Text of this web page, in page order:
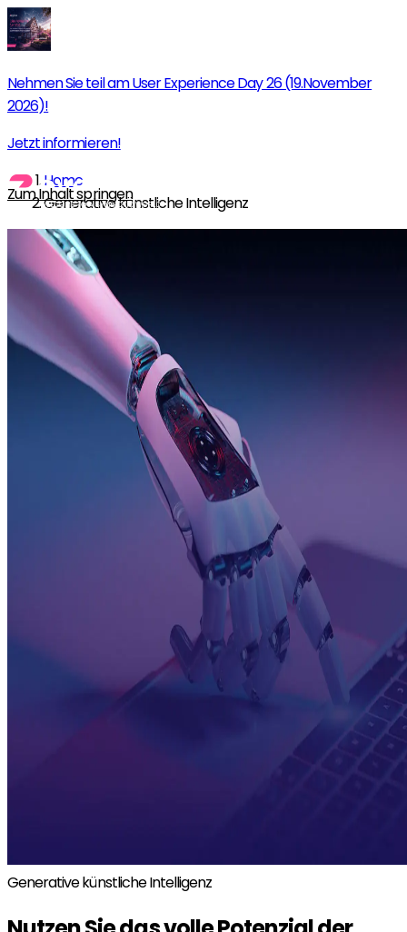
Nehmen Sie teil am User Experience Day 26 (19.November
2026)!
Jetzt informieren!
Zum Inhalt springen
Home
Generative künstliche Intelligenz
Generative künstliche Intelligenz